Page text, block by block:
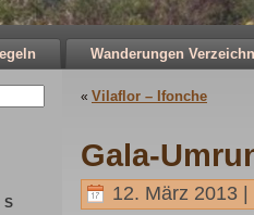
Wanderungen
S
« Vilaflor – Ifonche
Gala-
12. März 2013 |